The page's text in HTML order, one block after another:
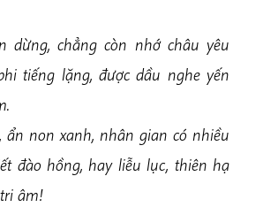
dừng, chẳng còn nhớ châu yêu
tiếng lặng, được dầu nghe yến
ẩn non xanh, nhân gian có nhiều
đào hồng, hay liễu lục, thiên hạ
âm!